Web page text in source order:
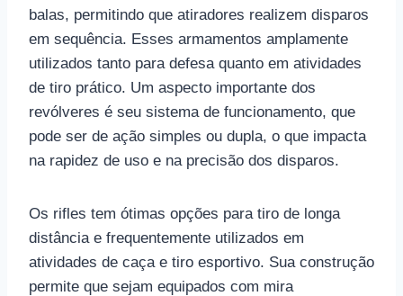
balas, permitindo que atiradores realizem disparos
em sequência. Esses armamentos amplamente
utilizados tanto para defesa quanto em atividades
de tiro prático. Um aspecto importante dos
revólveres é seu sistema de funcionamento, que
pode ser de ação simples ou dupla, o que impacta
na rapidez de uso e na precisão dos disparos.
Os rifles tem ótimas opções para tiro de longa
distância e frequentemente utilizados em
atividades de caça e tiro esportivo. Sua construção
permite que sejam equipados com mira